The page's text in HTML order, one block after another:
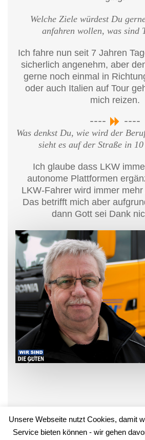
Welche Ziele würdest Du
anfahren wollen, was sind
Ich fahre nun seit 7 Jahren
sicherlich angenehm, aber
gerne noch einmal in
oder auch Italien auf Tour
mich reizen.
Was denkst Du, wie wird der
sieht es auf der Straße in
Ich glaube dass LKW
autonome Plattformen
LKW-Fahrer wird immer
Das betrifft mich aber
dann Gott sei Dank
Unsere Webseite nutzt Cookies, damit
Service bieten können - wir gehen